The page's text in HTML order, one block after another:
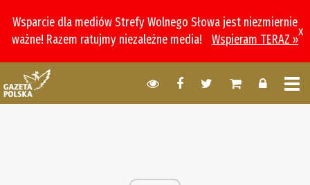
Wsparcie dla mediów Strefy Wolnego Słowa jest niezmiernie
ważne! Razem ratujmy niezależne media!
Wspieram TERAZ »
x